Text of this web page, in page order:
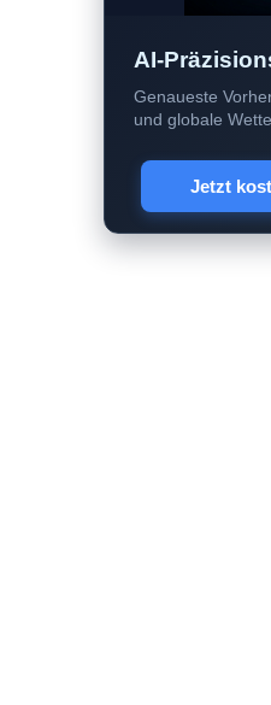
AI-
Genaueste
und globale
Jetzt